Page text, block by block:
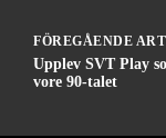
FÖREGÅENDE
Upplev SVT Play
vore 90-talet